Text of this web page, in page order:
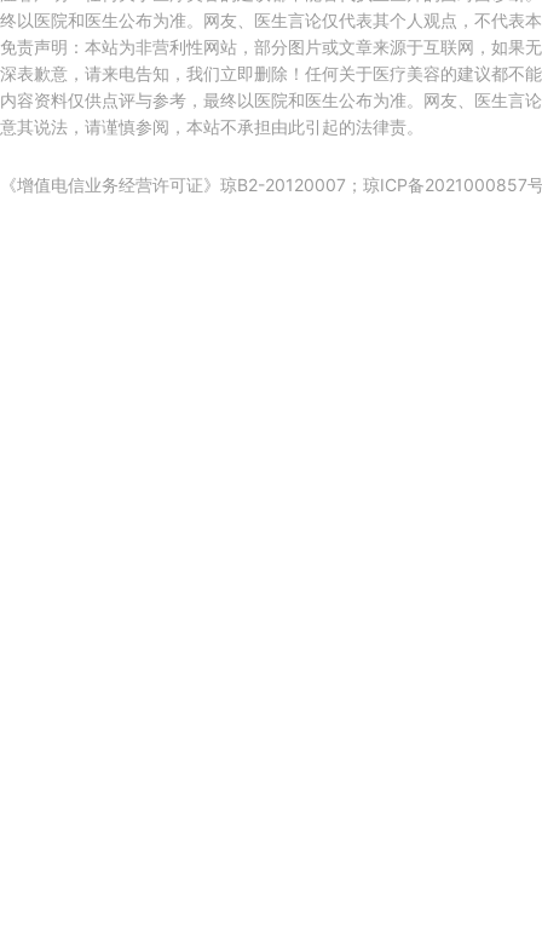
终以医院和医生公布为准。网友、医生言论仅代表其个人观点，不代表
免责声明：本站为非营利性网站，部分图片或文章来源于互联网，如果
深表歉意，请来电告知，我们立即删除！任何关于医疗美容的建议都不
内容资料仅供点评与参考，最终以医院和医生公布为准。网友、医生言
意其说法，请谨慎参阅，本站不承担由此引起的法律责。
《增值电信业务经营许可证》琼B2-20120007； 琼ICP备2021000857